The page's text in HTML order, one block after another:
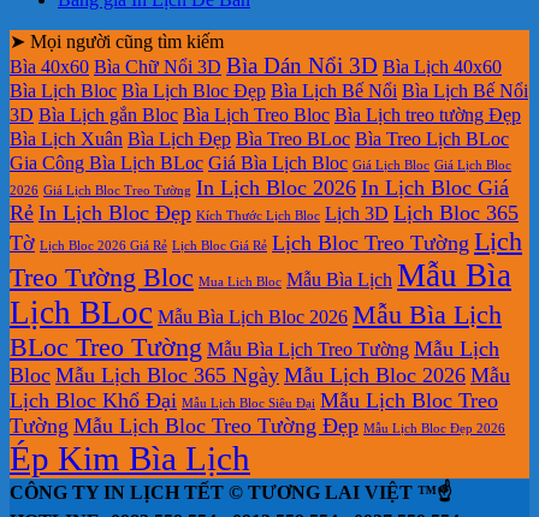
tại
tphcm
nay
bloc
tại
tphcm
giá
Lịch
Treo
Tường
giá
Lịch
Bloc
Khổ
Đại
ở
Mẫu
Lịch
Tết
TLV
luận
ở
In
lịch
Bloc
đẹp
luận
ở
Bảng
giá
In
Lịch
Để
Bàn
➤ Mọi người cũng tìm kiếm
Bìa 40x60 Bìa Chữ Nổi 3D Bìa Dán Nổi 3D Bìa Lịch 40x60
Bìa Lịch Bloc Bìa Lịch Bloc Đẹp Bìa Lịch Bế Nổi Bìa Lịch Bế Nổi
3D Bìa Lịch gắn Bloc Bìa Lịch Treo Bloc Bìa Lịch treo tường Đẹp
Bìa Lịch Xuân Bìa Lịch Đẹp Bìa Treo BLoc Bìa Treo Lịch BLoc
Gia Công Bìa Lịch BLoc Giá Bìa Lịch Bloc Giá Lịch Bloc Giá Lịch Bloc
2026 Giá Lịch Bloc Treo Tường In Lịch Bloc 2026 In Lịch Bloc Giá
Rẻ In Lịch Bloc Đẹp Kích Thước Lịch Bloc Lịch 3D Lịch Bloc 365
Tờ Lịch Bloc 2026 Giá Rẻ Lịch Bloc Giá Rẻ Lịch Bloc Treo Tường Lịch
Treo Tường Bloc Mua Lich Bloc Mẫu Bìa Lịch Mẫu Bìa
Lịch BLoc Mẫu Bìa Lịch Bloc 2026 Mẫu Bìa Lịch
BLoc Treo Tường Mẫu Bìa Lịch Treo Tường Mẫu Lịch
Bloc Mẫu Lịch Bloc 365 Ngày Mẫu Lịch Bloc 2026 Mẫu
Lịch Bloc Khổ Đại Mẫu Lịch Bloc Siêu Đại Mẫu Lịch Bloc Treo
Tường Mẫu Lịch Bloc Treo Tường Đẹp Mẫu Lịch Bloc Đẹp 2026
Ép Kim Bìa Lịch
CÔNG TY IN LỊCH TẾT © TƯƠNG LAI VIỆT ™☝️